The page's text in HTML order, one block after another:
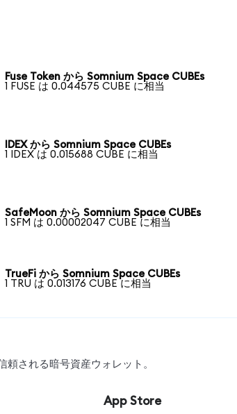
Fuse Token から Somnium Space CUBEs
1 FUSE は 0.044575 CUBE に相当
IDEX から Somnium Space CUBEs
1 IDEX は 0.015688 CUBE に相当
SafeMoon から Somnium Space CUBEs
1 SFM は 0.00002047 CUBE に相当
TrueFi から Somnium Space CUBEs
1 TRU は 0.013176 CUBE に相当
される暗号資産ウォレット。
App Store